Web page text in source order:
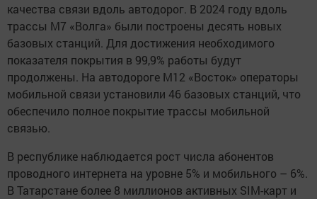
качества связи вдоль автодорог. В 2024 году вдоль
трассы М7 «Волга» были построены десять новых
базовых станций. Для достижения необходимого
показателя покрытия в 99,9% работы будут
продолжены. На автодороге М12 «Восток» операторы
мобильной связи установили 46 базовых станций, что
обеспечило полное покрытие трассы мобильной
связью.
В республике наблюдается рост числа абонентов
проводного интернета на уровне 5% и мобильного – 6%.
В Татарстане более 8 миллионов активных SIM-карт и